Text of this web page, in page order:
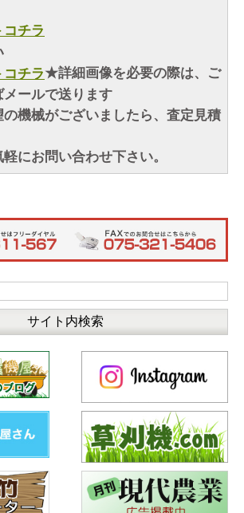
コチラ
コチラ★詳細画像を必要の際は、ご
ールで送ります
機械がございましたら、査定見積
にお問い合わせ下さい。